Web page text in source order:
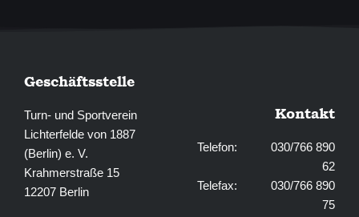
Geschäftsstelle
Turn- und Sportverein
Lichterfelde von 1887
(Berlin) e. V.
Krahmerstraße 15
12207 Berlin
Kontakt
Telefon: 030/766 890
62
Telefax: 030/766 890
75